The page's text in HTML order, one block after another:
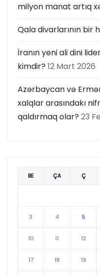
milyon manat artıq
Qala divarlarının bir
İranın yeni ali dini
kimdir? 12 Mart 2026
Azərbaycan və
xalqlar arasındakı
qaldırmaq olar? 23
BE ÇA Ç
3 4 5
10 11 12
17 18 19